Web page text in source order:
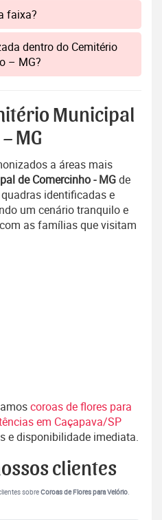
faixa?
dentro do Cemitério
– MG?
Municipal
MG
a áreas mais
de Comercinho - MGde
identificadas e
um cenário tranquilo e
as famílias que visitam
coroas de flores para
em Caçapava/SP
e disponibilidade imediata.
clientes
sobreCoroas de Flores para Velório.